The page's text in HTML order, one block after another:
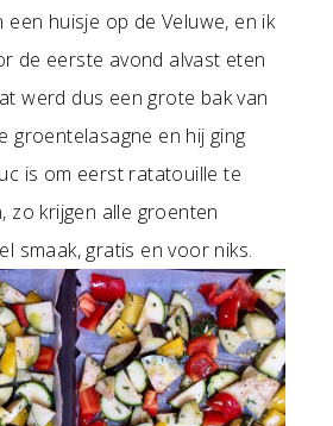
een huisje op de Veluwe, en ik
de eerste avond alvast eten
werd dus een grote bak van
groentelasagne en hij ging
is om eerst ratatouille te
zo krijgen alle groenten
smaak, gratis en voor niks.